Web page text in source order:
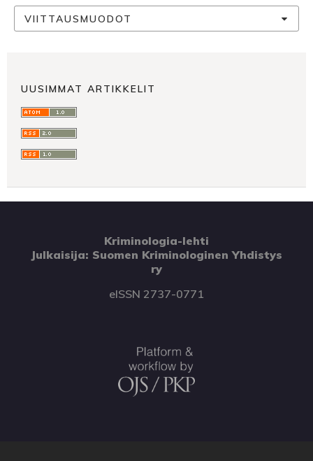
VIITTAUSMUODOT
UUSIMMAT ARTIKKELIT
Kriminologia-lehti
Julkaisija: Suomen Kriminologinen Yhdistys
ry
eISSN 2737-0771